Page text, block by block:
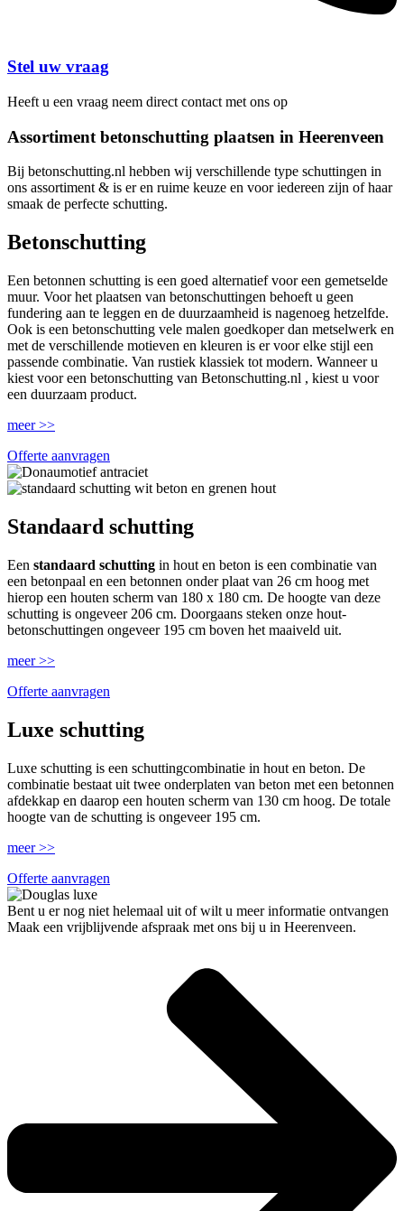
Stel uw vraag
Heeft u een vraag neem direct contact met ons op
Assortiment betonschutting plaatsen in Heerenveen
Bij betonschutting.nl hebben wij verschillende type schuttingen in
ons assortiment & is er en ruime keuze en voor iedereen zijn of haar
smaak de perfecte schutting.
Betonschutting
Een betonnen schutting is een goed alternatief voor een gemetselde
muur. Voor het plaatsen van betonschuttingen behoeft u geen
fundering aan te leggen en de duurzaamheid is nagenoeg hetzelfde.
Ook is een betonschutting vele malen goedkoper dan metselwerk en
met de verschillende motieven en kleuren is er voor elke stijl een
passende combinatie. Van rustiek klassiek tot modern. Wanneer u
kiest voor een betonschutting van Betonschutting.nl , kiest u voor
een duurzaam product.
meer >>
Offerte aanvragen
Standaard schutting
Een standaard schutting in hout en beton is een combinatie van
een betonpaal en een betonnen onder plaat van 26 cm hoog met
hierop een houten scherm van 180 x 180 cm. De hoogte van deze
schutting is ongeveer 206 cm. Doorgaans steken onze hout-
betonschuttingen ongeveer 195 cm boven het maaiveld uit.
meer >>
Offerte aanvragen
Luxe schutting
Luxe schutting is een schuttingcombinatie in hout en beton. De
combinatie bestaat uit twee onderplaten van beton met een betonnen
afdekkap en daarop een houten scherm van 130 cm hoog. De totale
hoogte van de schutting is ongeveer 195 cm.
meer >>
Offerte aanvragen
Bent u er nog niet helemaal uit of wilt u meer informatie ontvangen
Maak een vrijblijvende afspraak met ons bij u in Heerenveen.